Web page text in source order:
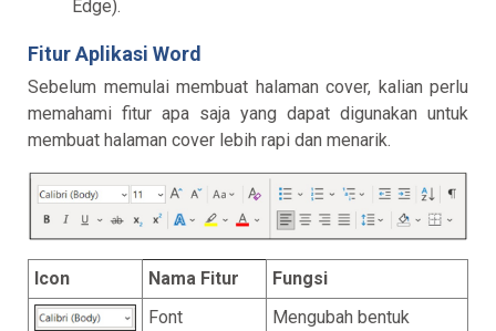
Edge).
Fitur Aplikasi Word
Sebelum memulai membuat halaman cover, kalian perlu
memahami fitur apa saja yang dapat digunakan untuk
membuat halaman cover lebih rapi dan menarik.
Icon Nama Fitur
Fungsi
Font
Mengubah bentuk